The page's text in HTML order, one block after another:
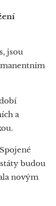
jsou
a
budou
novým